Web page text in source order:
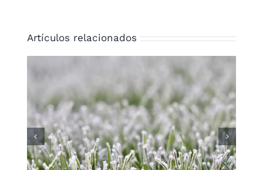
Artículos relacionados
Los mejores trucos para
aprovechar el césped artificial
para bodas